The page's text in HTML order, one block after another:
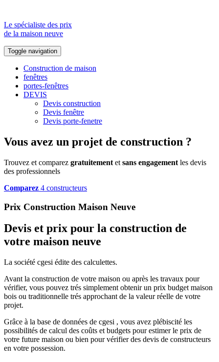
Le spécialiste des prix
de la maison neuve
Toggle navigation
Construction de maison
fenêtres
portes-fenêtres
DEVIS
Devis construction
Devis fenêtre
Devis porte-fenetre
Vous avez un projet de construction ?
Trouvez et comparez gratuitement et sans engagement les devis
des professionnels
Comparez 4 constructeurs
Prix Construction Maison Neuve
Devis et prix pour la construction de
votre maison neuve
La société cgesi édite des calculettes.
Avant la construction de votre maison ou après les travaux pour
vérifier, vous pouvez trés simplement obtenir un prix budget maison
bois ou traditionnelle trés approchant de la valeur réelle de votre
projet.
Grâce à la base de données de cgesi , vous avez plébiscité les
possibilités de calcul des coûts et budgets pour estimer le prix de
votre future maison ou bien pour vérifier des devis de constructeurs
en votre possession.